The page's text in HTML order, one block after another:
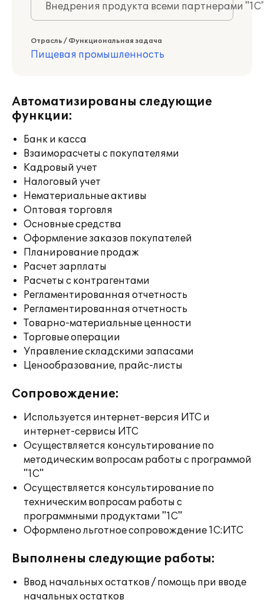
Внедрения продукта всеми партнерами
Отрасль / Функциональная задача
Пищевая промышленность
Автоматизированы следующие
функции:
Банк и касса
Взаиморасчеты с покупателями
Кадровый учет
Налоговый учет
Нематериальные активы
Оптовая торговля
Основные средства
Оформление заказов покупателей
Планирование продаж
Расчет зарплаты
Расчеты с контрагентами
Регламентированная отчетность
Регламентированная отчетность
Товарно-материальные ценности
Торговые операции
Управление складскими запасами
Ценообразование, прайс-листы
Сопровождение:
Используется интернет-версия ИТС и
интернет-сервисы ИТС
Осуществляется консультирование по
методическим вопросам работы с программой
"1С"
Осуществляется консультирование по
техническим вопросам работы с
программными продуктами "1С"
Оформлено льготное сопровождение 1С:ИТС
Выполнены следующие работы:
Ввод начальных остатков / помощь при вводе
начальных остатков